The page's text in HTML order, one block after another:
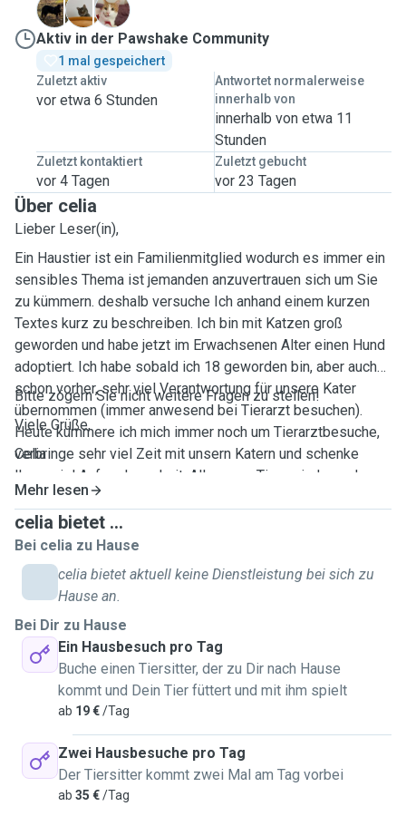
R
W
Y
Aktiv in der Pawshake Community
1 mal gespeichert
Zuletzt aktiv
vor etwa 6 Stunden
Antwortet normalerweise
innerhalb von
innerhalb von etwa 11
Stunden
Zuletzt kontaktiert
vor 4 Tagen
Zuletzt gebucht
vor 23 Tagen
Über celia
Lieber Leser(in),
Ein Haustier ist ein Familienmitglied wodurch es immer ein
sensibles Thema ist jemanden anzuvertrauen sich um Sie
zu kümmern. deshalb versuche Ich anhand einem kurzen
Textes kurz zu beschreiben. Ich bin mit Katzen groß
geworden und habe jetzt im Erwachsenen Alter einen Hund
adoptiert. Ich habe sobald ich 18 geworden bin, aber auch
schon vorher, sehr viel Verantwortung für unsere Kater
übernommen (immer anwesend bei Tierarzt besuchen).
Heute kümmere ich mich immer noch um Tierarztbesuche,
verbringe sehr viel Zeit mit unsern Katern und schenke
Ihnen viel Aufmerksamkeit. All unsere Tiere sind aus dem
Tierschutz, somit bin ich gewöhnt mit Haustieren
umzugehen die nicht unbedingt als Jungtiere zu einem
kommen und schon eine Vorgeschichte haben.
Dementsprechend kann ich behaupten dass Ich über die
Jahre hinweg viele Kennenlernerfahrung mit Haustieren
gesammelt habe die mich zu einem erfahrenen Tierhalten
gemacht haben. Ich würde mich also vertrauenswürdigen,
einfühlsamen, kümmernden aber auch verspielten
Menschen einschätzen wenn es um Tiere geht. Sich um ein
Tier zu kümmern wenn Sie als Halter/Bezugsperson nicht
da sind, bedeutet dem Tier versuchen die bestmögliche
Zeit zu verschaffen die es haben kann wenn Sie nicht da
sind und bis dass Sie wiederkommen damit sie ohne
schlechtes Gewissen wissen dass es in guten Händen ist -
das versuche Ich ihnen zu ermöglichen.
Bitte zögern Sie nicht weitere Fragen zu stellen!
Viele Grüße,
Celia
Mehr lesen
celia bietet ...
Bei celia zu Hause
celia bietet aktuell keine Dienstleistung bei sich zu
Hause an.
Bei Dir zu Hause
Ein Hausbesuch pro Tag
Buche einen Tiersitter, der zu Dir nach Hause
kommt und Dein Tier füttert und mit ihm spielt
ab 19 €/Tag
Zwei Hausbesuche pro Tag
Der Tiersitter kommt zwei Mal am Tag vorbei
ab 35 €/Tag